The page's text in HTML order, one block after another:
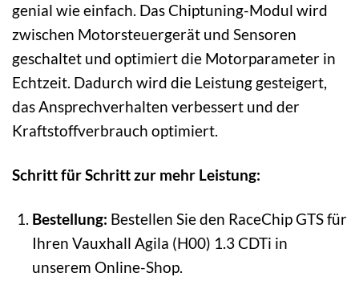
genial wie einfach. Das Chiptuning-Modul wird
zwischen Motorsteuergerät und Sensoren
geschaltet und optimiert die Motorparameter in
Echtzeit. Dadurch wird die Leistung gesteigert,
das Ansprechverhalten verbessert und der
Kraftstoffverbrauch optimiert.
Schritt für Schritt zur mehr Leistung:
Bestellung: Bestellen Sie den RaceChip GTS für
Ihren Vauxhall Agila (H00) 1.3 CDTi in
unserem Online-Shop.